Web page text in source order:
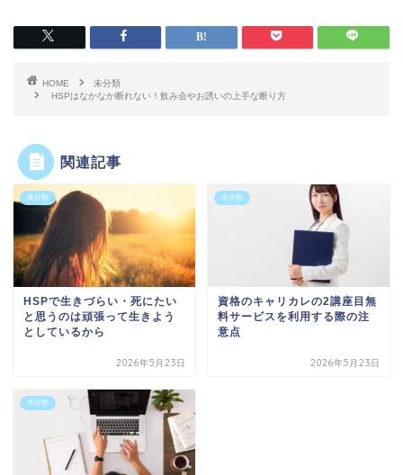
HOME
未分類
HSPはなかなか断れない！飲み会やお誘いの上手な断り方
関連記事
未分類
HSPで生きづらい・死にたい
と思うのは頑張って生きよう
としているから
2026年5月23日
未分類
資格のキャリカレの2講座目無
料サービスを利用する際の注
意点
2026年5月23日
未分類